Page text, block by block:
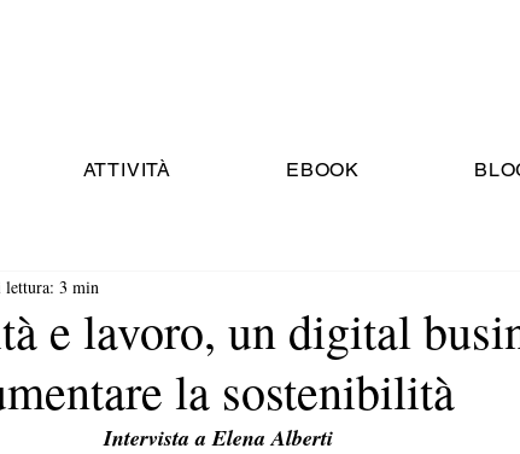
ATTIVITÀ EBOOK
e lavoro, un digital
la sostenibilità
lettura: 3 min
Intervista a Elena Alberti